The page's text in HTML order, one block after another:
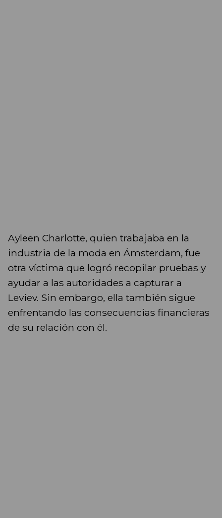
Ayleen Charlotte, quien trabajaba en la
industria de la moda en Ámsterdam, fue
otra víctima que logró recopilar pruebas y
ayudar a las autoridades a capturar a
Leviev. Sin embargo, ella también sigue
enfrentando las consecuencias financieras
de su relación con él.